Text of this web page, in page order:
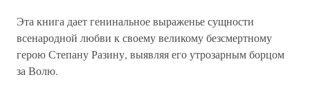
Эта книга дает генинальное выраженье сущности
всенародной любви к своему великому безсмертному
герою Степану Разину, выявляя его утрозарным борцом
за Волю.